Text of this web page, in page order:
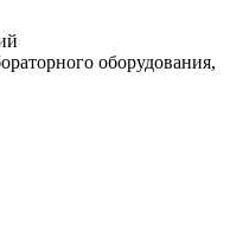
оборудования,